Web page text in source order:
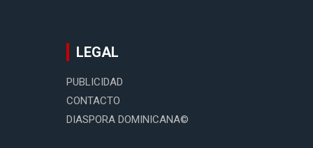
LEGAL
PUBLICIDAD
CONTACTO
DIASPORA DOMINICANA©